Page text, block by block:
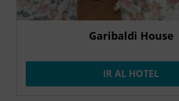
Garibaldi House
IR AL HOTEL